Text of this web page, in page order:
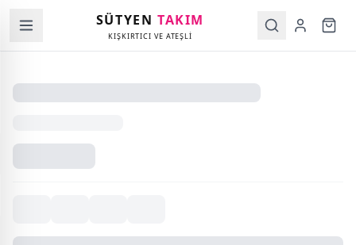
SÜTYENTAKIM
KIŞKIRTICI VE ATEŞLİ